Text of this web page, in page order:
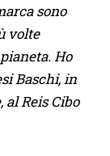
sono
volte
Ho
Baschi, in
al Reis Cibo